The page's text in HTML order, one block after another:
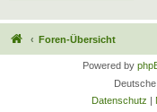
Foren-Übersicht
Powered by
Datenschutz |